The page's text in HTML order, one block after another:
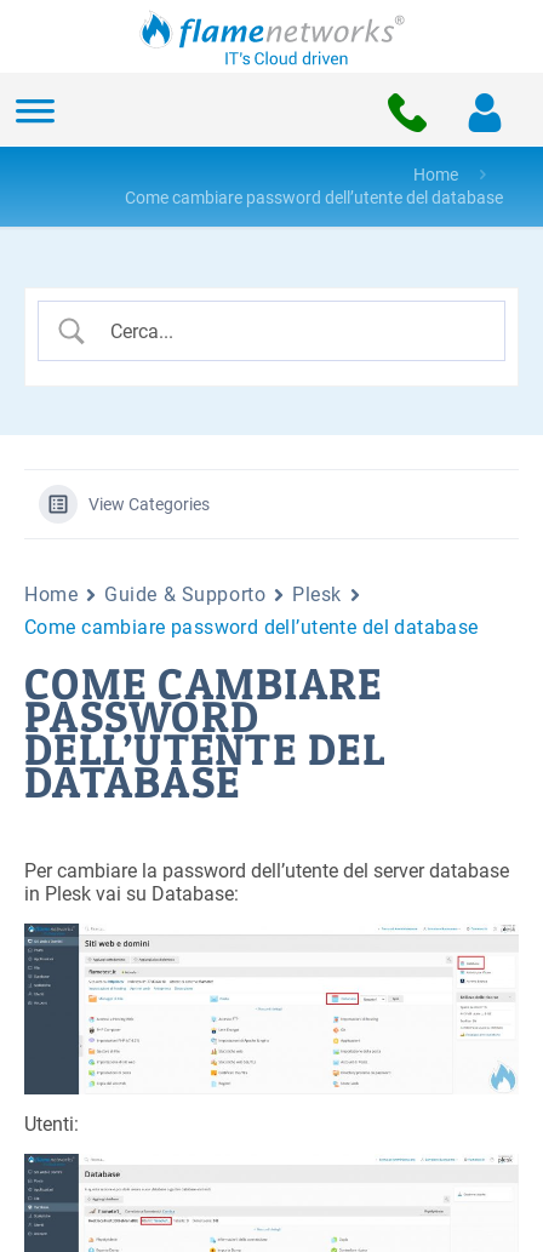
Home
Come cambiare password dell’utente del database
View Categories
Home Guide & Supporto
Plesk
Come cambiare password dell’utente del database
COME CAMBIARE
PASSWORD
DELL’UTENTE DEL
DATABASE
Per cambiare la password dell’utente del server database
in Plesk vai su Database:
Utenti: